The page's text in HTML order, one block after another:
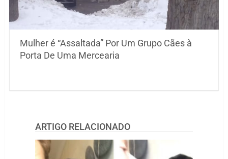
Mulher é “Assaltada” Por Um Grupo Cães à
Porta De Uma Mercearia
ARTIGO RELACIONADO